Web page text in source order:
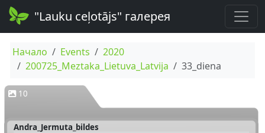
"Lauku ceļotājs" галерея
Начало Events
2020
200725_Meztaka_Lietuva_Latvija
33_diena
10
Andra_Jermuta_bildes